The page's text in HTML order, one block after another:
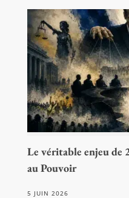
Le véritable enjeu de
au Pouvoir
5 JUIN 2026